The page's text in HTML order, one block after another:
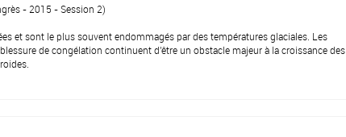
- 2015 - Session 2)
et sont le plus souvent endommagés par des températures glaciales. Les
de congélation continuent d'être un obstacle majeur à la croissance des